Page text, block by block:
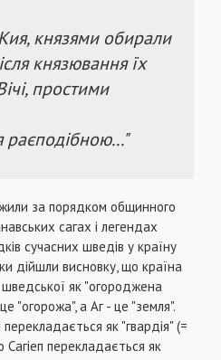
Кия, князями обирали
князювання їх
простими
раєподібною..."
за порядком общинного
сагах і легендах
сучасних шведів у країну
дійшли висновку, що країна
як "огороджена
"огорожа", а Аг - це "земля".
як "гвардія" (=
Сагіеп перекладається як